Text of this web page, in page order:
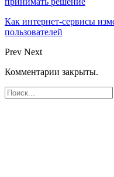
Как интернет-сервисы
пользователей
Prev Next
Комментарии закрыты.